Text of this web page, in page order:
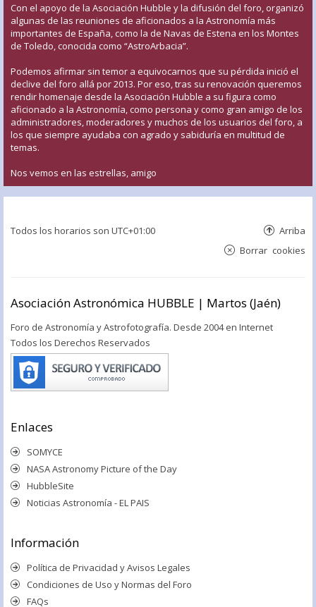
Con el apoyo de la Asociación Hubble y la difusión del foro, organizó
algunas de las reuniones de aficionados a la Astronomía más
importantes de España, como la de Navas de Estena en los Montes
de Toledo, conocida como “AstroArbacia”.
Podemos afirmar sin temor a equivocarnos que su pérdida inició el
declive del foro allá por 2013. Por eso, tras su renovación queremos
rendir homenaje desde la Asociación Hubble a su figura como
aficionado a la Astronomía, como persona y como gran amigo de los
administradores, moderadores y muchos de los usuarios del foro, a
los que siempre ayudaba con agrado y sabiduría en multitud de
temas.
Nos vemos en las estrellas, amigo
Todos los horarios son UTC+01:00 Arriba
Borrar cookies
Asociación Astronómica HUBBLE | Martos (Jaén)
Foro de Astronomía y Astrofotografía. Desde 2004 en Internet
Todos los Derechos Reservados
Enlaces
SOMYCE
NASA Astronomy Picture of the Day
HubbleSite
Noticias Astronomía - EL PAIS
Información
Política de Privacidad y Avisos Legales
Condiciones de Uso y Normas del Foro
FAQs